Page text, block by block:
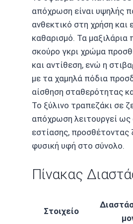
απόχρωση είναι υψηλής
ανθεκτικό στη χρήση και
καθαρισμό. Τα μαξιλάρια
σκούρο γκρι χρώμα
και αντίθεση, ενώ η
με τα χαμηλά πόδια
αίσθηση σταθερότητας
Το ξύλινο τραπεζάκι σε
απόχρωση λειτουργεί ως
εστίασης, προσθέτοντας
φυσική υφή στο σύνολο.
Πίνακας
Στοιχείο